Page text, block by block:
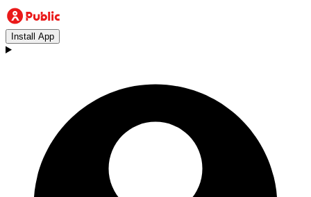
Install App